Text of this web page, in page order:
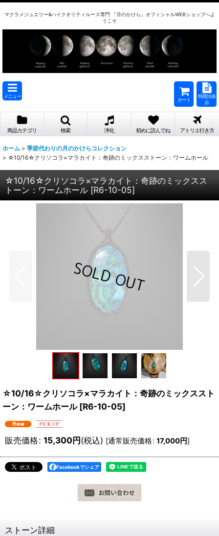
マクラメジュエリー&ハイクオリティルース専門 『月のかけら』オフィシャルWEBショップへよ
うこそ
メニュー
カート
特商法表
示
商品カテゴリ 検索 浄化 初めに読んでね アトリエ行き方
ホーム > 季節代わりの月のかけらコレクション
> ☆10/16☆クリソコラ×マラカイト：奇跡のミックスストーン：ワームホール
☆10/16☆クリソコラ×マラカイト：奇跡のミックスス
トーン：ワームホール [R6-10-05]
☆10/16☆クリソコラ×マラカイト：奇跡のミックススト
ーン：ワームホール [R6-10-05]
販売価格: 15,300円(税込) [通常販売価格: 17,000円]
Facebookでシェア
ストーン詳細